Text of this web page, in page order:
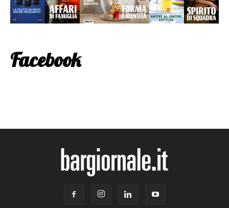
Facebook